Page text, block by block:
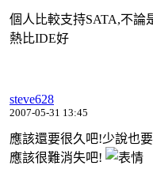
個人比較支持SATA,不論
熱比IDE好
steve628
2007-05-31 13:45
應該還要很久吧!少說也
應該很難消失吧!